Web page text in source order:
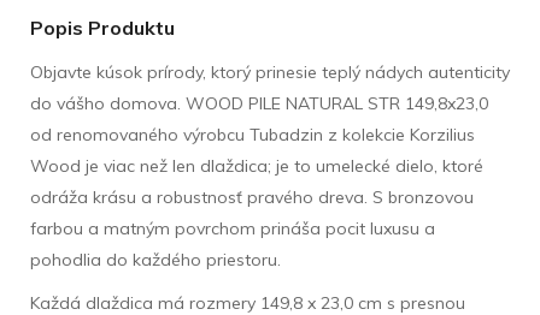
Popis Produktu
Objavte kúsok prírody, ktorý prinesie teplý nádych autenticity
do vášho domova. WOOD PILE NATURAL STR 149,8x23,0
od renomovaného výrobcu Tubadzin z kolekcie Korzilius
Wood je viac než len dlaždica; je to umelecké dielo, ktoré
odráža krásu a robustnosť pravého dreva. S bronzovou
farbou a matným povrchom prináša pocit luxusu a
pohodlia do každého priestoru.
Každá dlaždica má rozmery 149,8 x 23,0 cm s presnou